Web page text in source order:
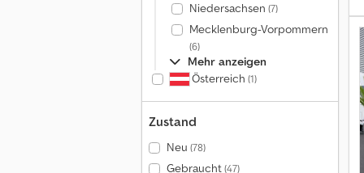
Niedersachsen (7)
Mecklenburg-Vorpommern
(6)
Mehr anzeigen
Österreich (1)
Zustand
Neu (78)
Gebraucht(47)